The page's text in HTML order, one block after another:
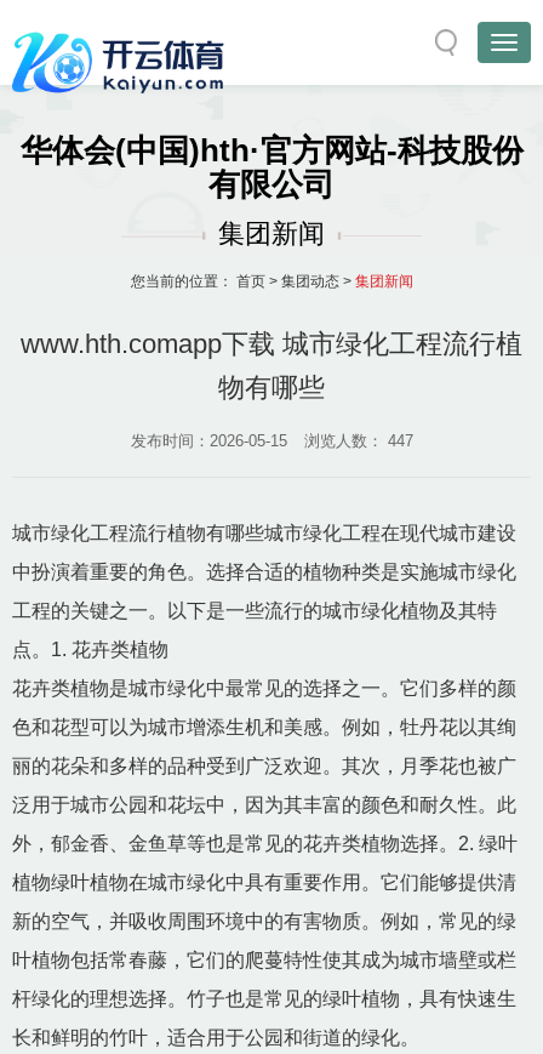
华体会(中国)hth·官方网站-科技股份
有限公司
集团新闻
您当前的位置： 首页> 集团动态> 集团新闻
www.hth.comapp下载 城市绿化工程流行植
物有哪些
发布时间：2026-05-15 浏览人数： 447
城市绿化工程流行植物有哪些城市绿化工程在现代城市建设
中扮演着重要的角色。选择合适的植物种类是实施城市绿化
工程的关键之一。以下是一些流行的城市绿化植物及其特
点。1. 花卉类植物
花卉类植物是城市绿化中最常见的选择之一。它们多样的颜
色和花型可以为城市增添生机和美感。例如，牡丹花以其绚
丽的花朵和多样的品种受到广泛欢迎。其次，月季花也被广
泛用于城市公园和花坛中，因为其丰富的颜色和耐久性。此
外，郁金香、金鱼草等也是常见的花卉类植物选择。2. 绿叶
植物绿叶植物在城市绿化中具有重要作用。它们能够提供清
新的空气，并吸收周围环境中的有害物质。例如，常见的绿
叶植物包括常春藤，它们的爬蔓特性使其成为城市墙壁或栏
杆绿化的理想选择。竹子也是常见的绿叶植物，具有快速生
长和鲜明的竹叶，适合用于公园和街道的绿化。